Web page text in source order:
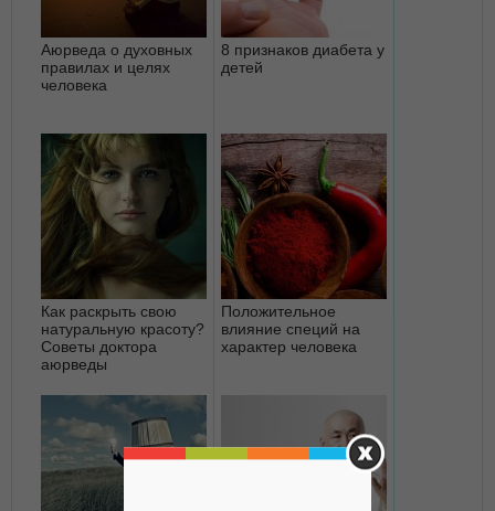
Аюрведа о духовных
правилах и целях
человека
8 признаков диабета у
детей
Как раскрыть свою
натуральную красоту?
Советы доктора
аюрведы
Положительное
влияние специй на
характер человека